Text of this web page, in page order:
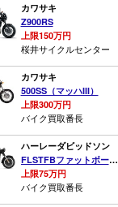
カワサキ
Z900RS
上限150万円
桜井サイクルセンター
カワサキ
500SS（マッハIII）
上限300万円
バイク買取番長
ハーレーダビッドソン
FLSTFBファットボーイ・ロー
上限75万円
バイク買取番長